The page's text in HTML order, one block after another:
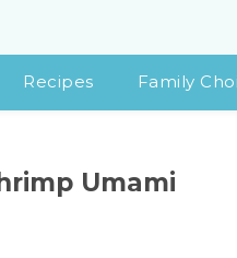
Recipes Family
Umami